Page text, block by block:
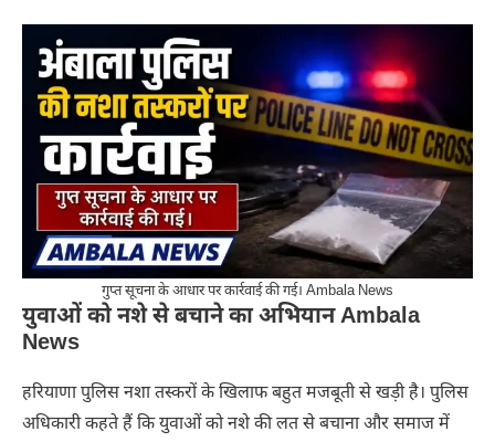
गुप्त सूचना के आधार पर कार्रवाई की गई। Ambala News
युवाओं को नशे से बचाने का अभियान Ambala
News
हरियाणा पुलिस नशा तस्करों के खिलाफ बहुत मजबूती से खड़ी है। पुलिस
अधिकारी कहते हैं कि युवाओं को नशे की लत से बचाना और समाज में